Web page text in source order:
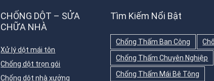
CHỐNG DỘT – SỬA
CHỮA NHÀ
Xử lý dột mái tôn
Chống dột trọn gói
Chống dột nhà xưởng
Tìm Kiếm Nổi Bật
Chống Thấm Ban Công
Chống Thấm Chuyên Nghiệp
Chống Thấm Mái Bê Tông